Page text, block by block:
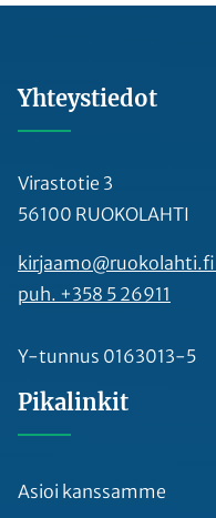
Yhteystiedot
Virastotie 3
56100 RUOKOLAHTI
kirjaamo@ruokolahti.fi
puh. +358 5 26911
Y-tunnus 0163013-5
Pikalinkit
Asioi kanssamme